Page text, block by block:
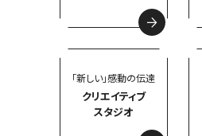
「新しい」感動の伝達
クリエイティブ
スタジオ